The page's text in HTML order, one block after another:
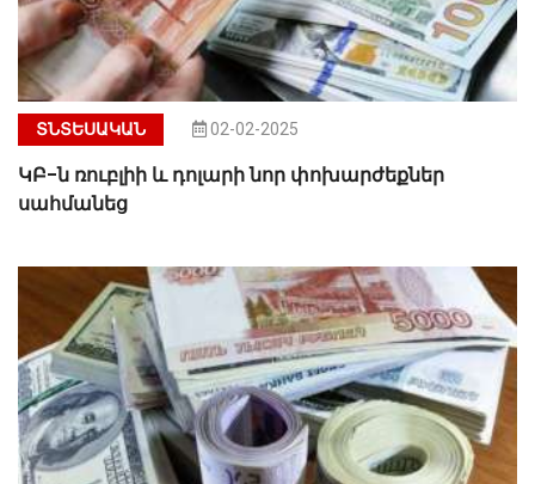
ՏՆՏԵՍԱԿԱՆ 02-02-2025
ԿԲ-ն ռուբլիի և դոլարի նոր փոխարժեքներ
սահմանեց